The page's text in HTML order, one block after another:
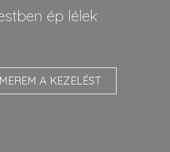
ép lélek
A KEZELÉST